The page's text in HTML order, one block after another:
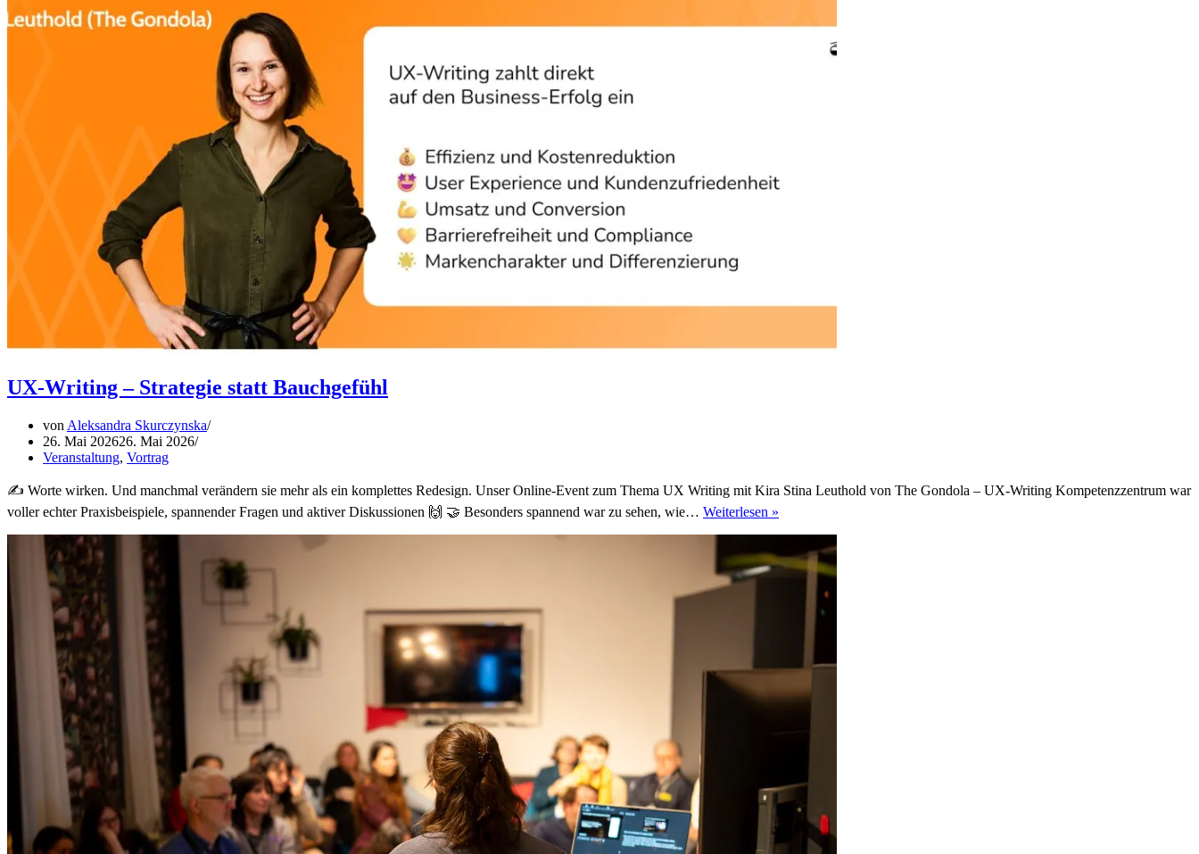
UX-Writing – Strategie statt Bauchgefühl
von Aleksandra Skurczynska
26. Mai 202626. Mai 2026
Veranstaltung, Vortrag
✍️ Worte wirken. Und manchmal verändern sie mehr als ein komplettes Redesign. Unser Online-Event zum Thema UX Writing mit Kira Stina Leuthold von The Gondola – UX-Writing Kompetenzzentrum war
voller echter Praxisbeispiele, spannender Fragen und aktiver Diskussionen 🙌 🤝 Besonders spannend war zu sehen, wie… Weiterlesen »
Strategie
statt
Bauchgefühl